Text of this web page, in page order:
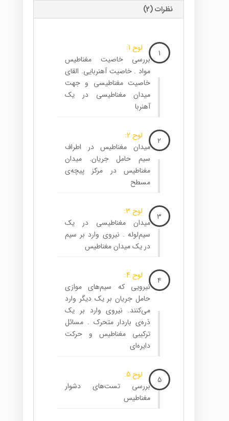
نظرات (2)
1
لوح 1:
بررسی خاصیت مغناطیس
مواد . خاصیت آهنربایی. القای
خاصیت مغناطیسی و جهت
میدان مغناطیسی در یک
آهنربا
2
لوح 2:
میدان مغناطیس در اطراف
سیم حامل جریان. میدان
مغناطیس در مرکز پیچه‌ی
مسطح
3
لوح 3:
میدان مغناطیسی در یک
سیم‌لوله . نیروی وارد بر سیم
در یک میدان مغناطیس
4
لوح 4:
نیرویی که سیم‌های موازی
حامل جریان بر یک دیگر وارد
می‌کنند. نیروی وارد بر یک
ذره‌ی باردار متحرک . مسائل
ترکیبی مغناطیس و حرکت
دایره‌ای
5
لوح 5:
بررسی تست‌های دشوار
مغناطیس